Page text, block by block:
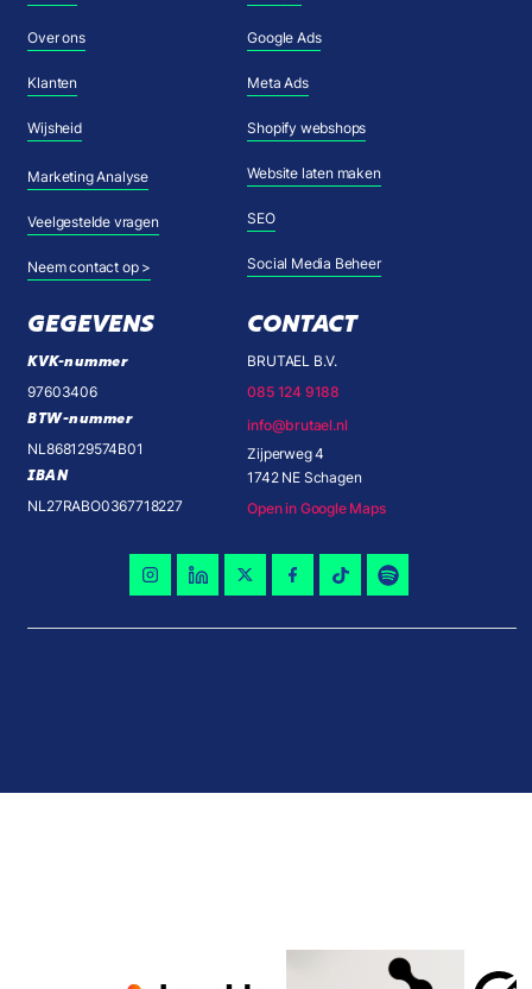
Over ons
Klanten
Wijsheid
Marketing Analyse
Veelgestelde vragen
Neem contact op >
Google Ads
Meta Ads
Shopify webshops
Website laten maken
SEO
Social Media Beheer
GEGEVENS
KVK-nummer
97603406
BTW-nummer
NL868129574B01
IBAN
NL27RABO0367718227
CONTACT
BRUTAEL B.V.
085 124 9188
info@brutael.nl
Zijperweg 4
1742 NE Schagen
Open in Google Maps